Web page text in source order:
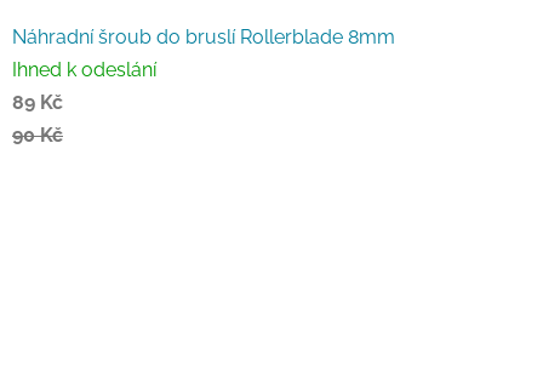
Náhradní šroub do bruslí Rollerblade 8mm
Ihned k odeslání
89 Kč
90 Kč